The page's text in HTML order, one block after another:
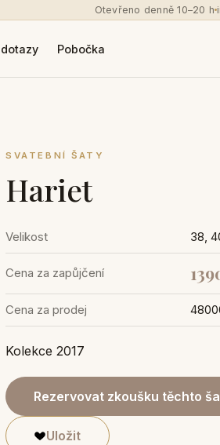
Otevřeno denně 10–20 h
Pobočka
SVATEBNÍ ŠATY
Hariet
Velikost 38,
Cena za zapůjčení
Cena za prodej
Kolekce 2017
Rezervovat zkoušku těchto
Uložit